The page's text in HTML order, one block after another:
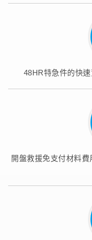
48HR特急件的快
開盤救援免支付材料費